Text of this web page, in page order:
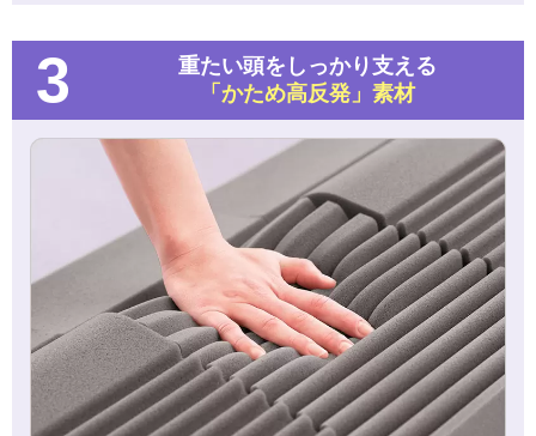
3
重たい頭をしっかり支える
「かため高反発」素材